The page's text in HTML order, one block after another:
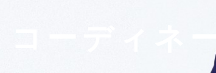
コーディネ